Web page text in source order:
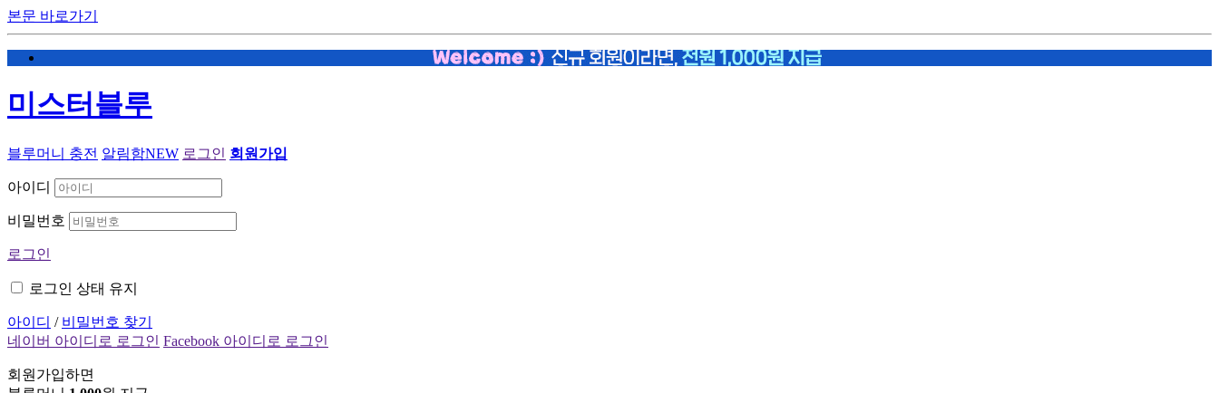
본문 바로가기
미스터블루
블루머니 충전 알림함NEW 로그인 회원가입
아이디
비밀번호
로그인
로그인 상태 유지
아이디 / 비밀번호 찾기
네이버 아이디로 로그인 Facebook 아이디로 로그인
회원가입하면